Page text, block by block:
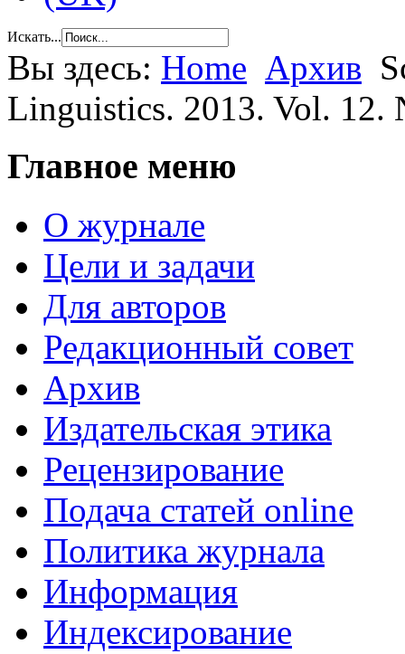
Искать...
Вы здесь: Home Архив
Linguistics. 2013. Vol. 12.
Главное меню
О журнале
Цели и задачи
Для авторов
Редакционный совет
Архив
Издательская этика
Рецензирование
Подача статей online
Политика журнала
Информация
Индексирование